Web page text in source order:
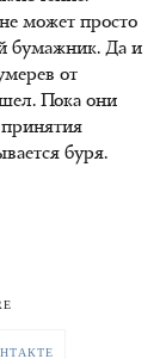
может просто
бумажник. Да и
от
Пока они
буря.